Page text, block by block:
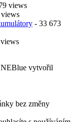
views
- 33 673
vytvořil
bez změny